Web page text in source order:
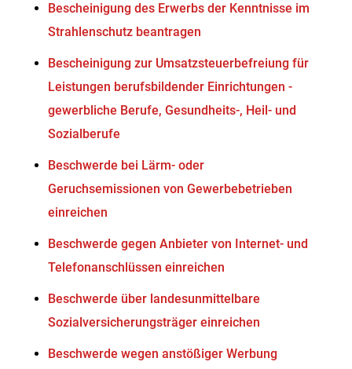
Bescheinigung des Erwerbs der Kenntnisse im
Strahlenschutz beantragen
Bescheinigung zur Umsatzsteuerbefreiung für
Leistungen berufsbildender Einrichtungen -
gewerbliche Berufe, Gesundheits-, Heil- und
Sozialberufe
Beschwerde bei Lärm- oder
Geruchsemissionen von Gewerbebetrieben
einreichen
Beschwerde gegen Anbieter von Internet- und
Telefonanschlüssen einreichen
Beschwerde über landesunmittelbare
Sozialversicherungsträger einreichen
Beschwerde wegen anstößiger Werbung